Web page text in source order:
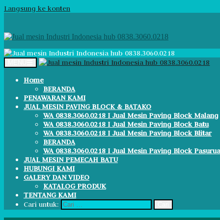
Langsung ke konten
Home
BERANDA
PENAWARAN KAMI
JUAL MESIN PAVING BLOCK & BATAKO
WA 0838.3060.0218 I Jual Mesin Paving Block Malang
WA 0838.3060.0218 I Jual Mesin Paving Block Batu
WA 0838.3060.0218 I Jual Mesin Paving Block Blitar
BERANDA
WA 0838.3060.0218 I Jual Mesin Paving Block
JUAL MESIN PEMECAH BATU
HUBUNGI KAMI
GALERY DAN VIDEO
KATALOG PRODUK
TENTANG KAMI
Cari untuk: